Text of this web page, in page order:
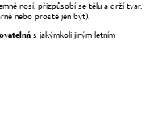
nosí, přizpůsobí se tělu a drží tvar.
nebo prostě jen být).
s jakýmkoli jiným letním